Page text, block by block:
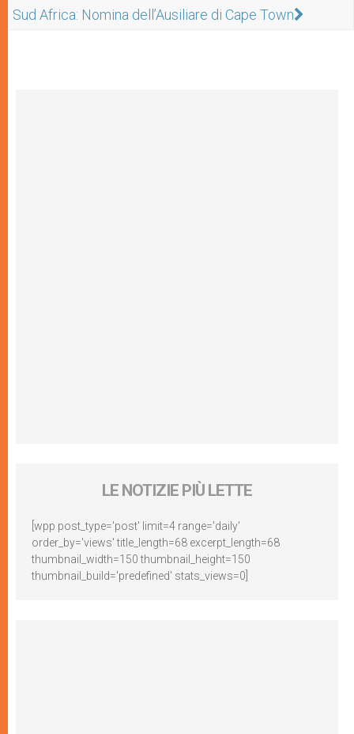
Sud Africa: Nomina dell’Ausiliare di Cape Town
LE NOTIZIE PIÙ LETTE
[wpp post_type='post' limit=4 range='daily'
order_by='views' title_length=68 excerpt_length=68
thumbnail_width=150 thumbnail_height=150
thumbnail_build='predefined' stats_views=0]